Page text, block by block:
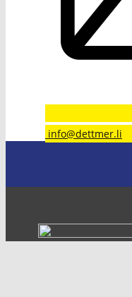
​info@dettmer.li